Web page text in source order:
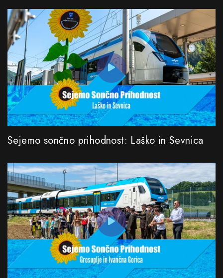
Sejemo sončno prihodnost: Laško in Sevnica